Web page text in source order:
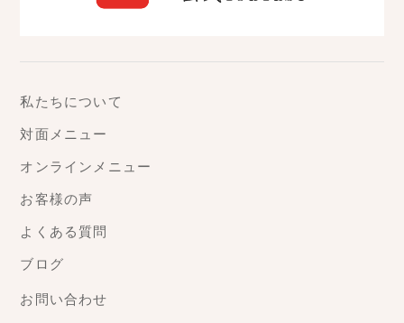
私たちについて
対面メニュー
オンラインメニュー
お客様の声
よくある質問
ブログ
お問い合わせ